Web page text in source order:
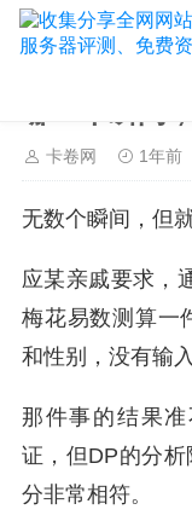
卡卷网 1年前
无数个瞬间，但
应某亲戚要求，
梅花易数测算一
和性别，没有输
那件事的结果
证，但DP的分
分非常相符。